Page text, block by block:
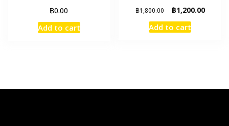
฿0.00
Add to cart
฿1,800.00
Original
price
was:
฿1,200.00Current
Add to cart